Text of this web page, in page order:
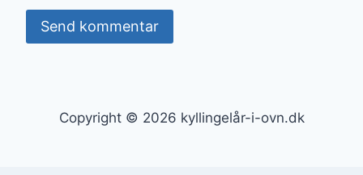
Copyright © 2026 kyllingelår-i-ovn.dk